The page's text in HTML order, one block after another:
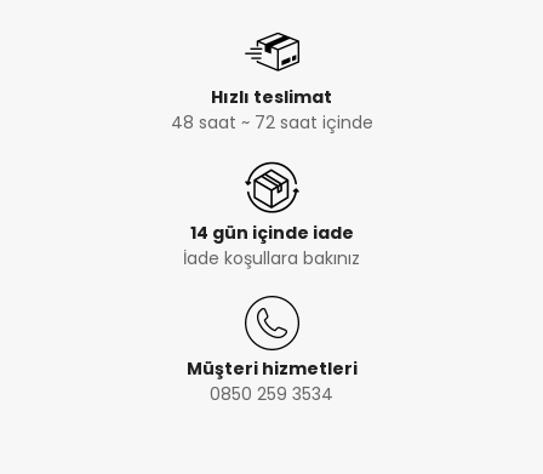
Hızlı teslimat
48 saat ~ 72 saat içinde
14 gün içinde iade
İade koşullara bakınız
Müşteri hizmetleri
0850 259 3534